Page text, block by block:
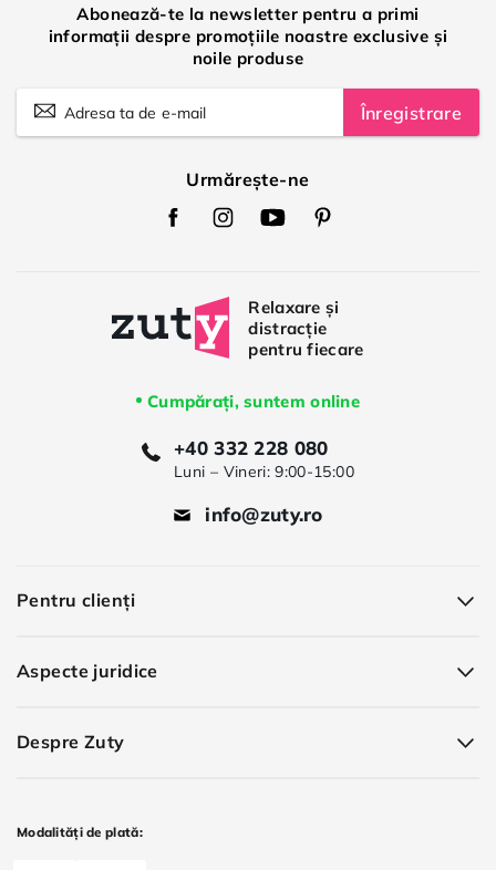
Abonează-te la newsletter pentru a primi
informații despre promoțiile noastre exclusive și
noile produse
Înregistrare
Urmărește-ne
Zuty
Facebook
Zuty
Instagram
Zuty
Youtube
Zuty
Pinterest
Cumpărați, suntem online
+40 332 228 080
Luni – Vineri: 9:00-15:00
info@zuty.ro
Pentru clienți
Aspecte juridice
Despre Zuty
Modalități de plată: